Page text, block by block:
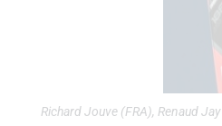
Richard Jouve (FRA), Renaud